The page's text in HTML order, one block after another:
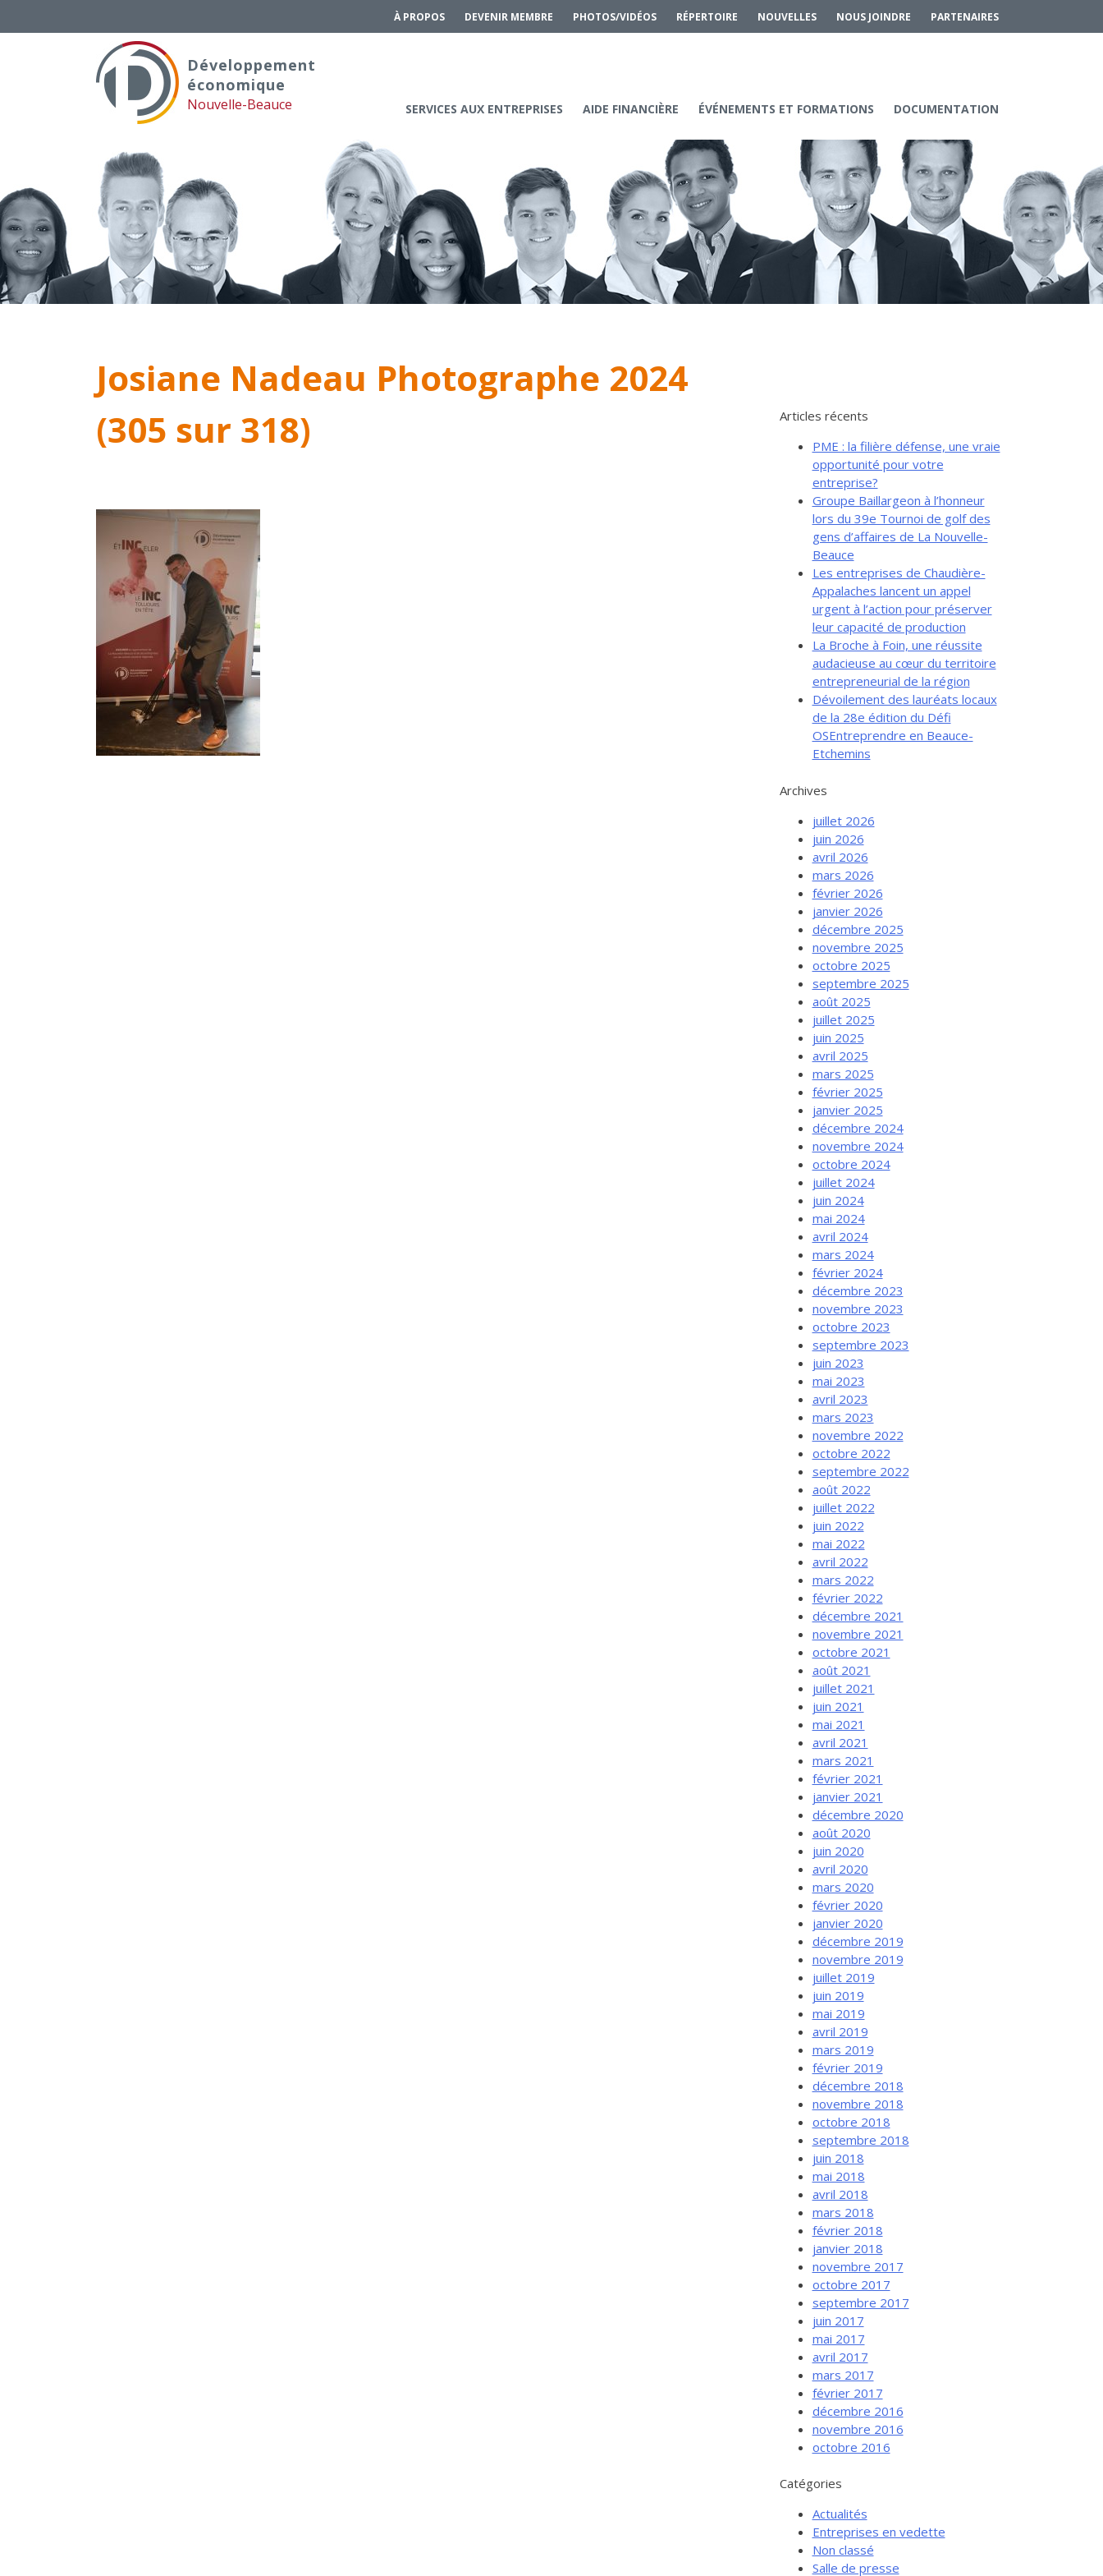
Services aux entreprises
Innovation / Productivité
Investir en Nouvelle-Beauce
Services-conseils – démarrage
À PROPOS DEVENIR MEMBRE PHOTOS/VIDÉOS RÉPERTOIRE NOUVELLES NOUS JOINDRE PARTENAIRES
Développement
économique
Nouvelle-Beauce SERVICES AUX ENTREPRISES AIDE FINANCIÈRE ÉVÉNEMENTS ET FORMATIONS DOCUMENTATION
Josiane Nadeau Photographe 2024
(305 sur 318)
Articles récents
PME : la filière défense, une vraie
opportunité pour votre
entreprise?
Groupe Baillargeon à l’honneur
lors du 39e Tournoi de golf des
gens d’affaires de La Nouvelle-
Beauce
Les entreprises de Chaudière-
Appalaches lancent un appel
urgent à l’action pour préserver
leur capacité de production
La Broche à Foin, une réussite
audacieuse au cœur du territoire
entrepreneurial de la région
Dévoilement des lauréats locaux
de la 28e édition du Défi
OSEntreprendre en Beauce-
Etchemins
Archives
juillet 2026
juin 2026
avril 2026
mars 2026
février 2026
janvier 2026
décembre 2025
novembre 2025
octobre 2025
septembre 2025
août 2025
juillet 2025
juin 2025
avril 2025
mars 2025
février 2025
janvier 2025
décembre 2024
novembre 2024
octobre 2024
juillet 2024
juin 2024
mai 2024
avril 2024
mars 2024
février 2024
décembre 2023
novembre 2023
octobre 2023
septembre 2023
juin 2023
mai 2023
avril 2023
mars 2023
novembre 2022
octobre 2022
septembre 2022
août 2022
juillet 2022
juin 2022
mai 2022
avril 2022
mars 2022
février 2022
décembre 2021
novembre 2021
octobre 2021
août 2021
juillet 2021
juin 2021
mai 2021
avril 2021
mars 2021
février 2021
janvier 2021
décembre 2020
août 2020
juin 2020
avril 2020
mars 2020
février 2020
janvier 2020
décembre 2019
novembre 2019
juillet 2019
juin 2019
mai 2019
avril 2019
mars 2019
février 2019
décembre 2018
novembre 2018
octobre 2018
septembre 2018
juin 2018
mai 2018
avril 2018
mars 2018
février 2018
janvier 2018
novembre 2017
octobre 2017
septembre 2017
juin 2017
mai 2017
avril 2017
mars 2017
février 2017
décembre 2016
novembre 2016
octobre 2016
Catégories
Actualités
Entreprises en vedette
Non classé
Salle de presse